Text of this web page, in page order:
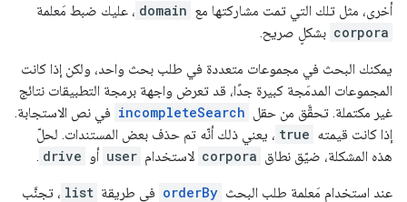
أخرى، مثل تلك التي تمت مشاركتها مع domain ، عليك ضبط مَعلمة
corpora بشكلٍ صريح.
يمكنك البحث في مجموعات متعددة في طلب بحث واحد، ولكن إذا كانت
المجموعات المدمَجة كبيرة جدًا، قد تعرض واجهة برمجة التطبيقات نتائج
غير مكتملة. تحقَّق من حقل incompleteSearch في نص الاستجابة.
إذا كانت قيمته true ، يعني ذلك أنّه تم حذف بعض المستندات. لحلّ
هذه المشكلة، ضيّق نطاق corpora لاستخدام user أو drive
.
عند استخدام مَعلمة طلب البحث orderBy في طريقة list ، تجنَّب